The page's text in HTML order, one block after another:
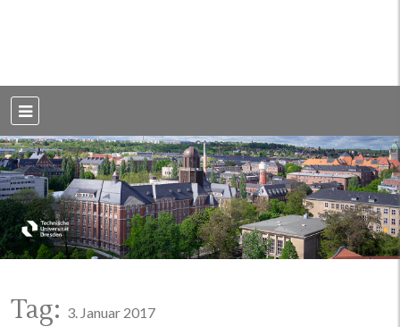
Dresden
Tag: 3. Januar 2017